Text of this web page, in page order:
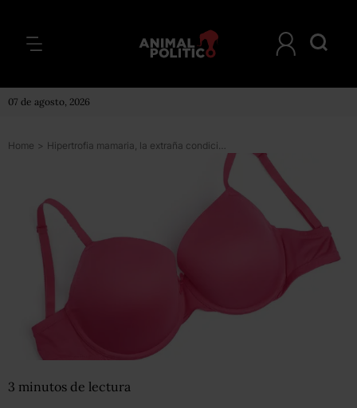
07 de agosto, 2026
Home > Hipertrofia mamaria, la extraña condición por la que a algunas mujeres no les paran de crecer los senos
3 minutos de lectura